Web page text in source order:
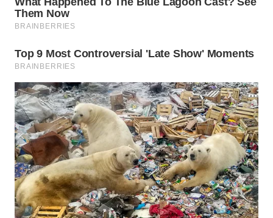
WN
SUBANG
WN
SUKABUMI
WN
PURWAKARTA
WN
PRIANGAN
TIMUR
WN
SEMARANG